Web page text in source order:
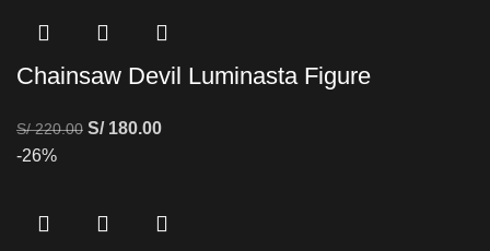
Chainsaw Devil Luminasta Figure
S/220.00 S/180.00
-26%